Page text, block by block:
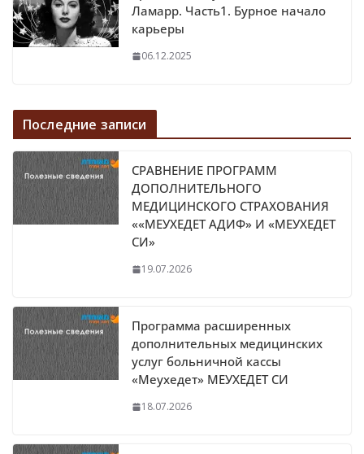
Ламарр. Часть1. Бурное начало
карьеры
06.12.2025
Последние записи
СРАВНЕНИЕ ПРОГРАММ
ДОПОЛНИТЕЛЬНОГО
МЕДИЦИНСКОГО СТРАХОВАНИЯ
««МЕУХЕДЕТ АДИФ» И «МЕУХЕДЕТ
СИ»
19.07.2026
Программа расширенных
дополнительных медицинских
услуг больничной кассы
«Меухедет» МЕУХЕДЕТ СИ
18.07.2026